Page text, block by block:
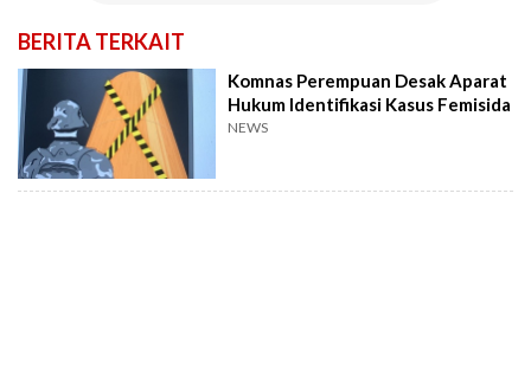
BERITA TERKAIT
Komnas Perempuan Desak Aparat
Hukum Identifikasi Kasus Femisida
NEWS